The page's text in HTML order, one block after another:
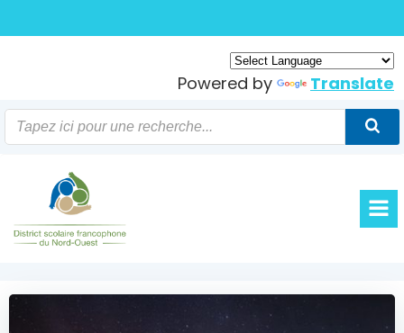
to
content
Powered by
Translate